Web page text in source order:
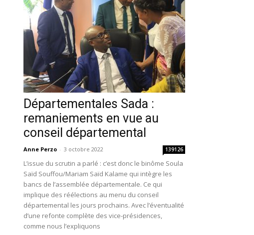
Départementales Sada :
remaniements en vue au
conseil départemental
Anne Perzo - 3 octobre 2022 139126
L’issue du scrutin a parlé : c’est donc le binôme Soula
Saïd Souffou/Mariam Saïd Kalame qui intègre les
bancs de l’assemblée départementale. Ce qui
implique des réélections au menu du conseil
départemental les jours prochains. Avec l’éventualité
d’une refonte complète des vice-présidences,
comme nous l’expliquons